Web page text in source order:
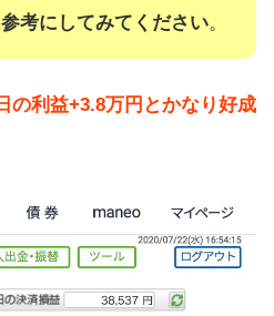
考にしてみてください。
の利益+3.8万円とかなり好成